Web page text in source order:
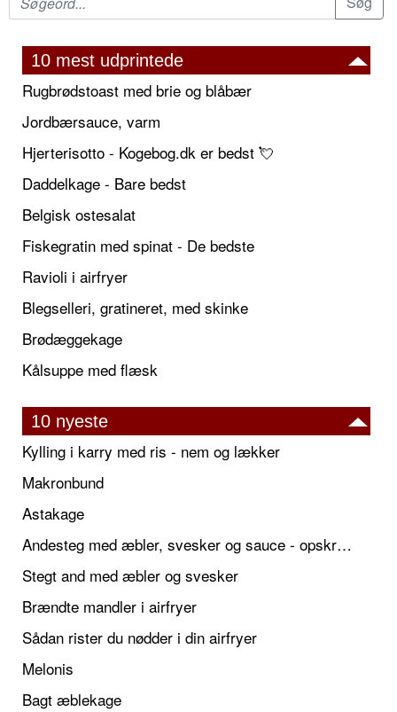
10 mest udprintede
Rugbrødstoast med brie og blåbær
Jordbærsauce, varm
Hjerterisotto - Kogebog.dk er bedst 💘
Daddelkage - Bare bedst
Belgisk ostesalat
Fiskegratin med spinat - De bedste
Ravioli i airfryer
Blegselleri, gratineret, med skinke
Brødæggekage
Kålsuppe med flæsk
10 nyeste
Kylling i karry med ris - nem og lækker
Makronbund
Astakage
Andesteg med æbler, svesker og sauce - opskrift også til jul
Stegt and med æbler og svesker
Brændte mandler i airfryer
Sådan rister du nødder i din airfryer
Melonis
Bagt æblekage